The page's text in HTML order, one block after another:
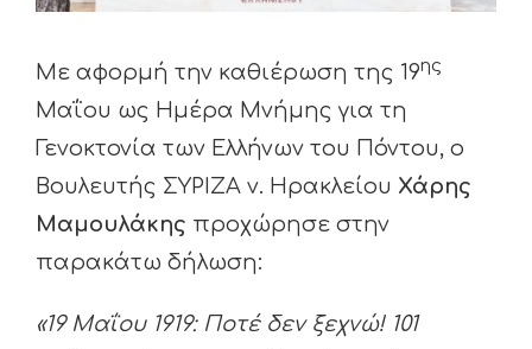
Με αφορμή την καθιέρωση της 19ης
Μαΐου ως Ημέρα Μνήμης για τη
Γενοκτονία των Ελλήνων του Πόντου, ο
Βουλευτής ΣΥΡΙΖΑ ν. Ηρακλείου Χάρης
Μαμουλάκης προχώρησε στην
παρακάτω δήλωση:
«19 Μαΐου 1919: Ποτέ δεν ξεχνώ! 101